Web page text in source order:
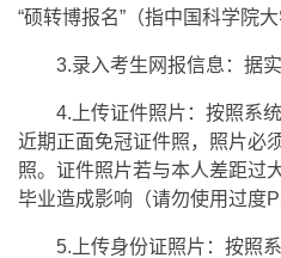
“硕转博报名”（指中国科学院
3.录入考生网报信息：据
4.上传证件照片：按照系
近期正面免冠证件照，照片必
照。证件照片若与本人差距过
毕业造成影响（请勿使用过度
5.上传身份证照片：按照